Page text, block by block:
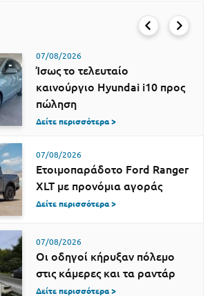
07/08/2026
Ίσως το τελευταίο
καινούργιο Hyundai i10 προς
πώληση
Δείτε περισσότερα >
07/08/2026
Ετοιμοπαράδοτο Ford Ranger
XLT με προνόμια αγοράς
Δείτε περισσότερα >
07/08/2026
Οι οδηγοί κήρυξαν πόλεμο
στις κάμερες και τα ραντάρ
Δείτε περισσότερα >